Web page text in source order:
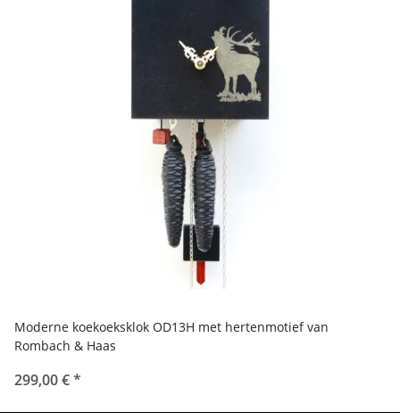
Moderne koekoeksklok OD13H met hertenmotief van
Rombach & Haas
299,00 €*